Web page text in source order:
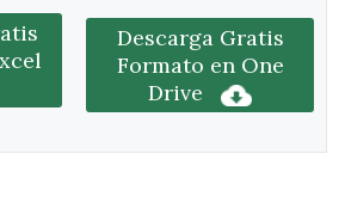
Descarga Gratis
Formato en One
Drive